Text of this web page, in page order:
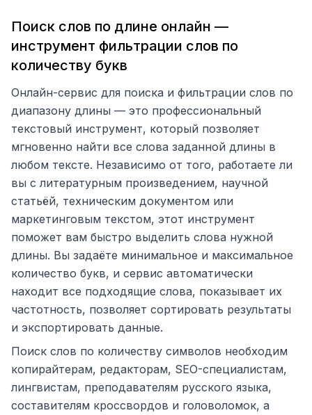
Поиск слов по длине онлайн —
инструмент фильтрации слов по
количеству букв
Онлайн-сервис для поиска и фильтрации слов по
диапазону длины — это профессиональный
текстовый инструмент, который позволяет
мгновенно найти все слова заданной длины в
любом тексте. Независимо от того, работаете ли
вы с литературным произведением, научной
статьёй, техническим документом или
маркетинговым текстом, этот инструмент
поможет вам быстро выделить слова нужной
длины. Вы задаёте минимальное и максимальное
количество букв, и сервис автоматически
находит все подходящие слова, показывает их
частотность, позволяет сортировать результаты
и экспортировать данные.
Поиск слов по количеству символов необходим
копирайтерам, редакторам, SEO-специалистам,
лингвистам, преподавателям русского языка,
составителям кроссвордов и головоломок, а